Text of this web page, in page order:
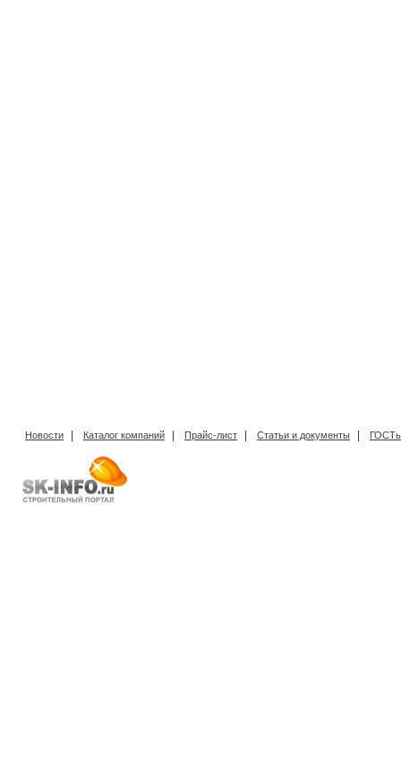
Новости Каталог компаний Прайс-лист Статьи и документы